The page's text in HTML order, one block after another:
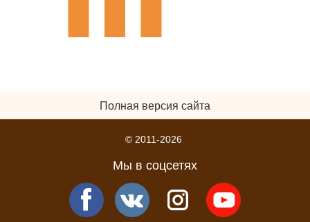
Полная версия сайта
© 2011-2026
Мы в соцсетях